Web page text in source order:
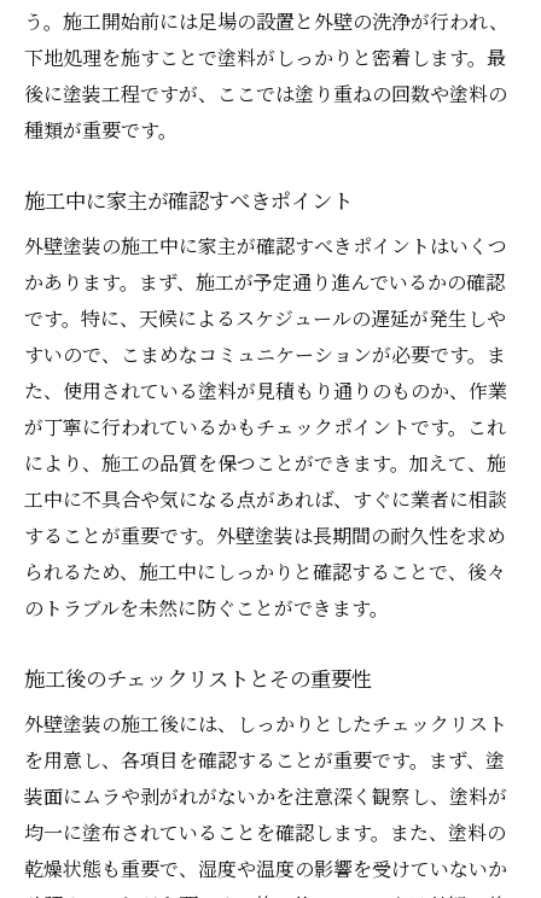
う。施工開始前には足場の設置と外壁の洗浄が行われ、
下地処理を施すことで塗料がしっかりと密着します。最
後に塗装工程ですが、ここでは塗り重ねの回数や塗料の
種類が重要です。
施工中に家主が確認すべきポイント
外壁塗装の施工中に家主が確認すべきポイントはいくつ
かあります。まず、施工が予定通り進んでいるかの確認
です。特に、天候によるスケジュールの遅延が発生しや
すいので、こまめなコミュニケーションが必要です。ま
た、使用されている塗料が見積もり通りのものか、作業
が丁寧に行われているかもチェックポイントです。これ
により、施工の品質を保つことができます。加えて、施
工中に不具合や気になる点があれば、すぐに業者に相談
することが重要です。外壁塗装は長期間の耐久性を求め
られるため、施工中にしっかりと確認することで、後々
のトラブルを未然に防ぐことができます。
施工後のチェックリストとその重要性
外壁塗装の施工後には、しっかりとしたチェックリスト
を用意し、各項目を確認することが重要です。まず、塗
装面にムラや剥がれがないかを注意深く観察し、塗料が
均一に塗布されていることを確認します。また、塗料の
乾燥状態も重要で、湿度や温度の影響を受けていないか